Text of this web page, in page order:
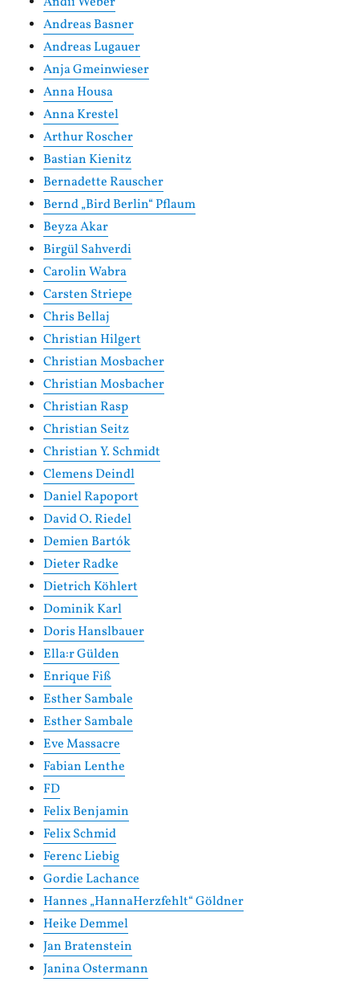
Andreas Basner
Andreas Lugauer
Anja Gmeinwieser
Anna Housa
Anna Krestel
Arthur Roscher
Bastian Kienitz
Bernadette Rauscher
Bernd „Bird Berlin“ Pflaum
Beyza Akar
Birgül Sahverdi
Carolin Wabra
Carsten Striepe
Chris Bellaj
Christian Hilgert
Christian Mosbacher
Christian Mosbacher
Christian Rasp
Christian Seitz
Christian Y. Schmidt
Clemens Deindl
Daniel Rapoport
David O. Riedel
Demien Bartók
Dieter Radke
Dietrich Köhlert
Dominik Karl
Doris Hanslbauer
Ella:r Gülden
Enrique Fiß
Esther Sambale
Esther Sambale
Eve Massacre
Fabian Lenthe
FD
Felix Benjamin
Felix Schmid
Ferenc Liebig
Gordie Lachance
Hannes „HannaHerzfehlt“ Göldner
Heike Demmel
Jan Bratenstein
Janina Ostermann